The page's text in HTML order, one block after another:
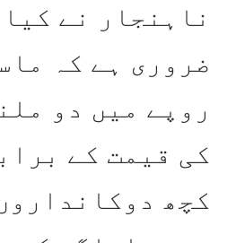
ناہنجار نے
ضروری ہے کہ
روپے میں دو
کی قیمت کے
کچھ